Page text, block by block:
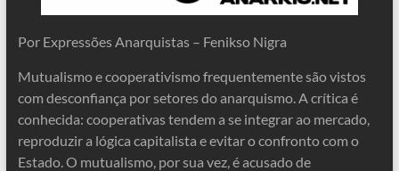
Por Expressões Anarquistas – Fenikso Nigra
Mutualismo e cooperativismo frequentemente são vistos
com desconfiança por setores do anarquismo. A crítica é
conhecida: cooperativas tendem a se integrar ao mercado,
reproduzir a lógica capitalista e evitar o confronto com o
Estado. O mutualismo, por sua vez, é acusado de